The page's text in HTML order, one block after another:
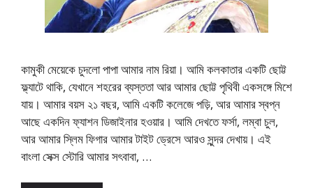
কামুকী মেয়েকে চুদলো পাপা আমার নাম রিয়া। আমি কলকাতার একটি ছোট্ট
ফ্ল্যাটে থাকি, যেখানে শহরের ব্যস্ততা আর আমার ছোট্ট পৃথিবী একসঙ্গে মিশে
যায়। আমার বয়স ২১ বছর, আমি একটি কলেজে পড়ি, আর আমার স্বপ্ন
আছে একদিন ফ্যাশন ডিজাইনার হওয়ার। আমি দেখতে ফর্সা, লম্বা চুল,
আর আমার স্লিম ফিগার আমার টাইট ড্রেসে আরও সুন্দর দেখায়। এই
বাংলা সেক্স স্টোরি আমার সৎবাবা, …